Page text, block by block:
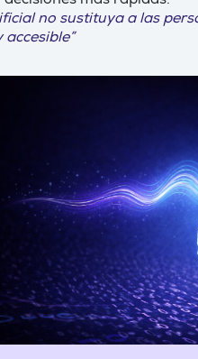
no sustituya a las